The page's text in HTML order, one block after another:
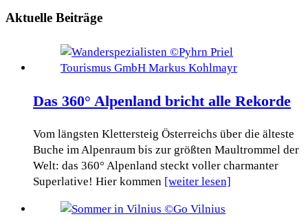
Aktuelle Beiträge
Das 360° Alpenland bricht alle Rekorde
Vom längsten Klettersteig Österreichs über die älteste
Buche im Alpenraum bis zur größten Maultrommel der
Welt: das 360° Alpenland steckt voller charmanter
Superlative! Hier kommen [weiter lesen]